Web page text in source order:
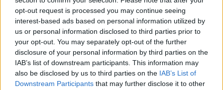
opt-out request is processed you may continue seeing
interest-based ads based on personal information utilized by
us or personal information disclosed to third parties prior to
your opt-out. You may separately opt-out of the further
disclosure of your personal information by third parties on the
IAB’s list of downstream participants. This information may
also be disclosed by us to third parties on the IAB’s List of
Downstream Participants that may further disclose it to other
CIDADE HOJE 5 DE JANEIRO, 2024 0
Famalicão: Adriano Niz é tricampeão europeu
CIDADE HOJE
Famalicão: Bicampeão europeu de natação
está «muito feliz»